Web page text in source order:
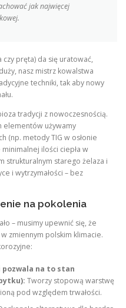
jak najwięcej
pręta) da się uratować,
nasz mistrz kowalstwa
techniki, tak aby nowy
tradycji z nowoczesnością.
elementów używamy
(np. metody TIG w osłonie
ilości ciepła w
strukturalnym starego żelaza i
i wytrzymałości – bez
na pokolenia
– musimy upewnić się, że
zmiennym polskim klimacie.
pozwala na to stan
Tworzy stopową warstwę
pod względem trwałości.